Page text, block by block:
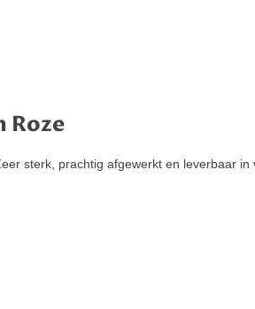
Roze
sterk, prachtig afgewerkt en leverbaar